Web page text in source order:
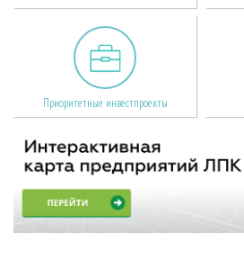
Приоритетные инвестпроекты